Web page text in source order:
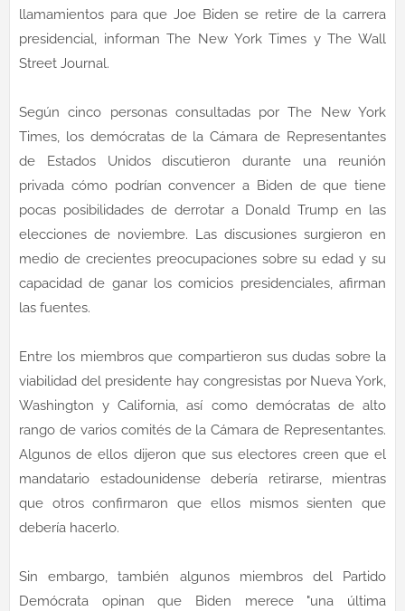
llamamientos para que Joe Biden se retire de la carrera
presidencial, informan The New York Times y The Wall
Street Journal.
Según cinco personas consultadas por The New York
Times, los demócratas de la Cámara de Representantes
de Estados Unidos discutieron durante una reunión
privada cómo podrían convencer a Biden de que tiene
pocas posibilidades de derrotar a Donald Trump en las
elecciones de noviembre. Las discusiones surgieron en
medio de crecientes preocupaciones sobre su edad y su
capacidad de ganar los comicios presidenciales, afirman
las fuentes.
Entre los miembros que compartieron sus dudas sobre la
viabilidad del presidente hay congresistas por Nueva York,
Washington y California, así como demócratas de alto
rango de varios comités de la Cámara de Representantes.
Algunos de ellos dijeron que sus electores creen que el
mandatario estadounidense debería retirarse, mientras
que otros confirmaron que ellos mismos sienten que
debería hacerlo.
Sin embargo, también algunos miembros del Partido
Demócrata opinan que Biden merece "una última